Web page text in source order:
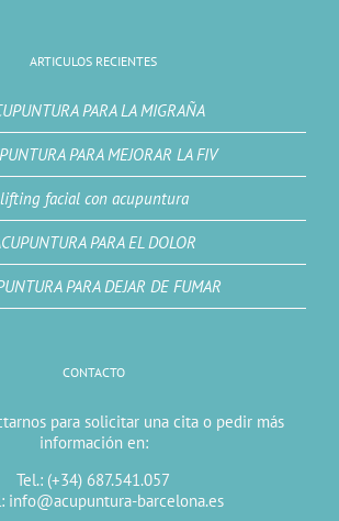
ARTICULOS RECIENTES
PARA LA MIGRAÑA
PARA MEJORAR LA FIV
lifting facial con acupuntura
PARA EL DOLOR
PARA DEJAR DE FUMAR
CONTACTO
para solicitar una cita o pedir más
información en:
Tel.: (+34) 687.541.057
info@acupuntura-barcelona.es